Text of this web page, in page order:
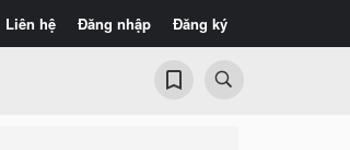
Liên hệ Đăng nhập Đăng ký